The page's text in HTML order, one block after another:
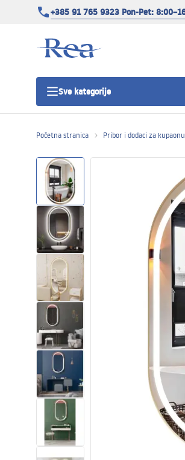
+385 91 765 9323 Pon-Pet:
Sve kategorije
Tuš vrata
Tuš kade
Tuš Kanalice
WC školjke
Umivaonici
Kade i paravani
Miješalice, pipe, slavine
Tuševi
Kuhinja
Početna stranica Pribor i dodaci za kupaonu